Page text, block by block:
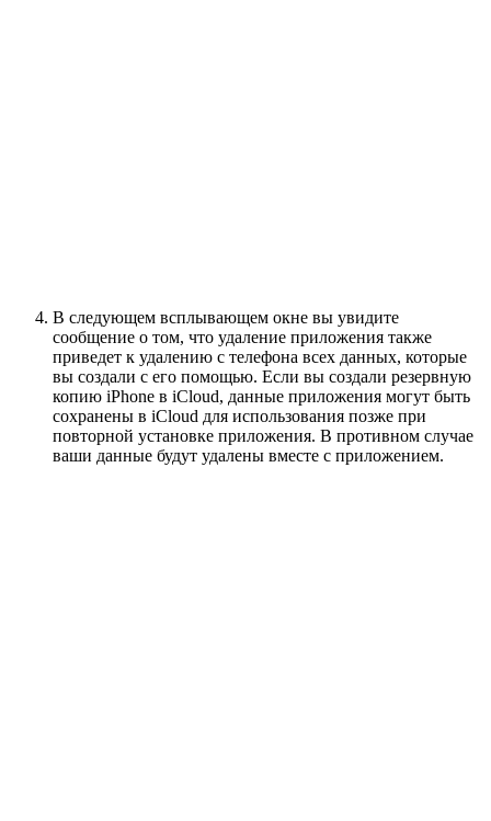
В следующем всплывающем окне вы увидите
сообщение о том, что удаление приложения также
приведет к удалению с телефона всех данных, которые
вы создали с его помощью. Если вы создали резервную
копию iPhone в iCloud, данные приложения могут быть
сохранены в iCloud для использования позже при
повторной установке приложения. В противном случае
ваши данные будут удалены вместе с приложением.